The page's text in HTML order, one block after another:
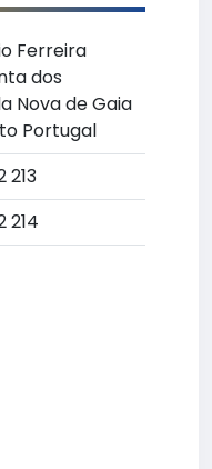
Ferreira
dos
Nova de Gaia
Portugal
213
214